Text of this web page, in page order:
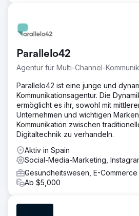
Blogbeiträge, eine interne
Schema-Markup für Reise- und
Media-Team überarbeitete
Videosequenzen und wöchentlich
Buchungsformularen, integrierten
Ergebnis
Innerhalb von sieben Monaten
durch SEO und Content-Marketing
Kundengewinnung auf 70 %
umzustellen. Die SEO-
Google für relevante Reiseziel-
der organische Traffic stieg um
und Instagram-Anzeigen
qualifizierter Anfragen. Die direkten
einen Umsatz von über 150.000 US-
(ROAS) stieg von 1,9 auf 4,6. Das
Parallelo42
Agentur für Multi-Channel-
Parallelo42 ist eine junge und
Kommunikationsagentur. Die
ermöglicht es ihr, sowohl mit
Unternehmen und wichtigen
Kommunikation zwischen
Digitaltechnik zu verhandeln.
Aktiv in Spain
Social-Media-Marketing,
Gesundheitswesen, E-Commerce
Ab $5,000